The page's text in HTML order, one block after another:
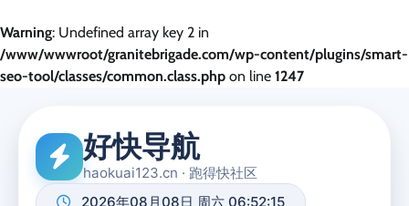
Warning: Undefined array key 2 in
/www/wwwroot/granitebrigade.com/wp-content/plugins/smart-
seo-tool/classes/common.class.php on line 1247